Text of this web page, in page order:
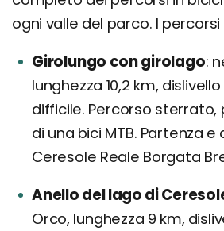
ogni valle del parco. I
Girolungo con girolago
lunghezza 10,2 km,
difficile. Percorso sterrato,
di una bici MTB. Partenza e
Ceresole Reale Borgata
Anello del lago di
Orco, lunghezza 9 km,